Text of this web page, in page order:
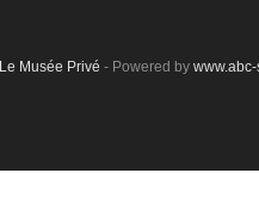
Le Musée Privé - Powered by